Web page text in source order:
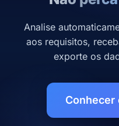
Analise
aos requisitos,
exporte os
Conhecer